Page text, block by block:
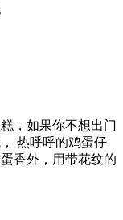
，如果你不想出门
热呼呼的鸡蛋仔
香外，用带花纹的